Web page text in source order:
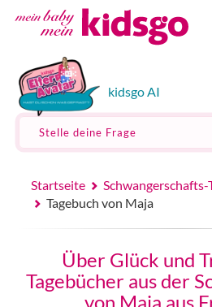
kidsgo AI
Stelle deine Frage
Startseite
Schwangerschafts-
Tagebuch von Maja
Über Glück und
Tagebücher aus der
von Maja aus